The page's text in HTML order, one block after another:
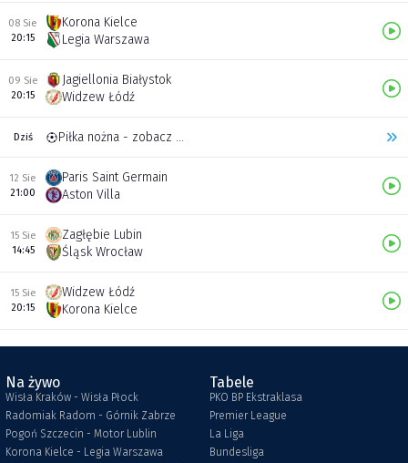
08 Sie
20:15
Korona Kielce
Legia Warszawa
09 Sie
20:15
Jagiellonia Białystok
Widzew Łódź
Dziś Piłka nożna - zobacz inne transmisje
12 Sie
21:00
Paris Saint Germain
Aston Villa
15 Sie
14:45
Zagłębie Lubin
Śląsk Wrocław
15 Sie
20:15
Widzew Łódź
Korona Kielce
Na żywo
Wisła Kraków - Wisła Płock
Radomiak Radom - Górnik Zabrze
Pogoń Szczecin - Motor Lublin
Korona Kielce - Legia Warszawa
Tabele
PKO BP Ekstraklasa
Premier League
La Liga
Bundesliga